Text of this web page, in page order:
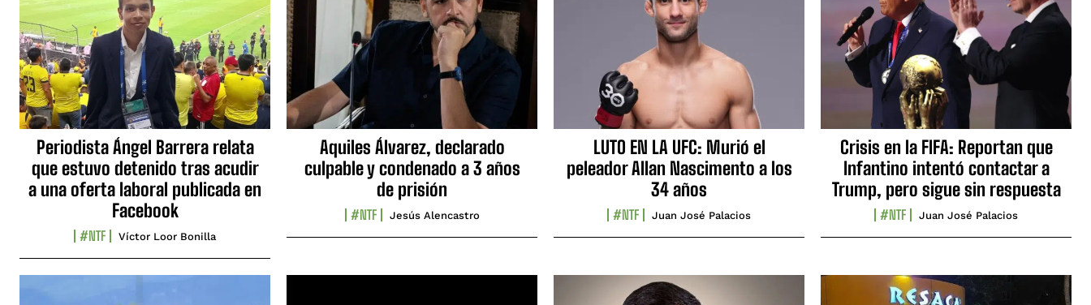
Periodista Ángel Barrera relata
que estuvo detenido tras acudir
a una oferta laboral publicada en
Facebook
#NTF Víctor Loor Bonilla
Aquiles Álvarez, declarado
culpable y condenado a 3 años
de prisión
#NTF Jesús Alencastro
LUTO EN LA UFC: Murió el
peleador Allan Nascimento a los
34 años
#NTF Juan José Palacios
Crisis en la FIFA: Reportan que
Infantino intentó contactar a
Trump, pero sigue sin respuesta
#NTF Juan José Palacios